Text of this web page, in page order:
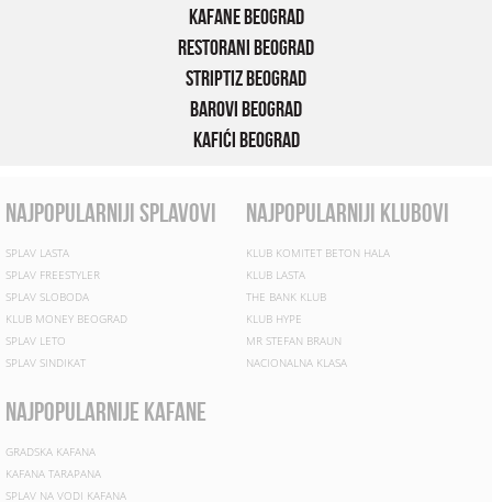
Kafane Beograd
Restorani Beograd
Striptiz Beograd
Barovi Beograd
Kafići Beograd
najpopularniji splavovi
SPLAV LASTA
SPLAV FREESTYLER
SPLAV SLOBODA
KLUB MONEY BEOGRAD
SPLAV LETO
SPLAV SINDIKAT
najpopularniji klubovi
KLUB KOMITET BETON HALA
KLUB LASTA
THE BANK KLUB
KLUB HYPE
MR STEFAN BRAUN
NACIONALNA KLASA
najpopularnije kafane
GRADSKA KAFANA
KAFANA TARAPANA
SPLAV NA VODI KAFANA